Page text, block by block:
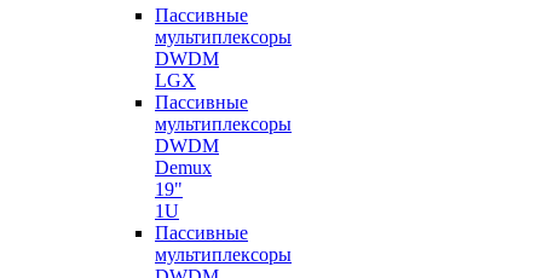
Пассивные
мультиплексоры
DWDM
LGX
Пассивные
мультиплексоры
DWDM
Demux
19"
1U
Пассивные
мультиплексоры